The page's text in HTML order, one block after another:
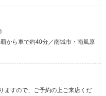
から車で約40分／南城市・南風原
ますので、ご予約の上ご来店くだ